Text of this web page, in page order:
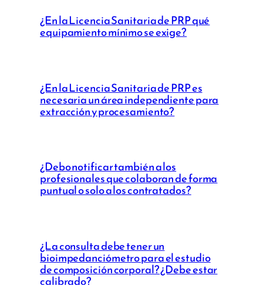
¿En la Licencia Sanitaria de PRP qué
equipamiento mínimo se exige?
¿En la Licencia Sanitaria de PRP es
necesaria un área independiente para
extracción y procesamiento?
¿Debo notificar también a los
profesionales que colaboran de forma
puntual o solo a los contratados?
¿La consulta debe tener un
bioimpedanciómetro para el estudio
de composición corporal? ¿Debe estar
calibrado?